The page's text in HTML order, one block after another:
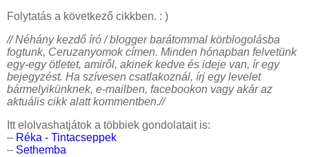
Folytatás a következő cikkben. : )
// Néhány kezdő író / blogger barátommal körblogolásba
fogtunk, Ceruzanyomok címen. Minden hónapban felvetünk
egy-egy ötletet, amiről, akinek kedve és ideje van, ír egy
bejegyzést. Ha szívesen csatlakoznál, írj egy levelet
bármelyikünknek, e-mailben, facebookon vagy akár az
aktuális cikk alatt kommentben.//
Itt elolvashatjátok a többiek gondolatait is:
– Réka - Tintacseppek
– Sethemba